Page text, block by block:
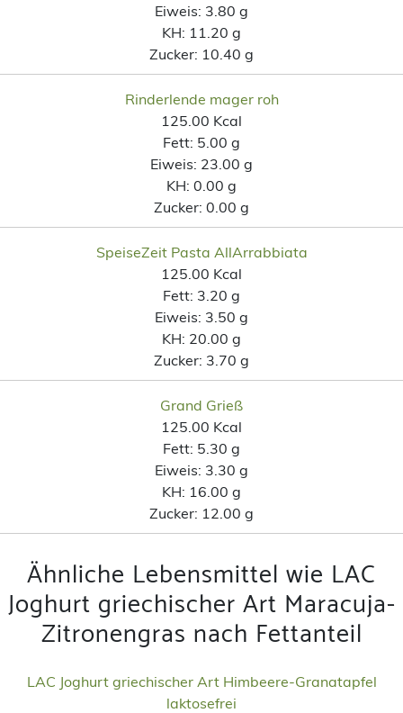
Eiweis: 3.80 g
KH: 11.20 g
Zucker: 10.40 g
Rinderlende mager roh
125.00 Kcal
Fett: 5.00 g
Eiweis: 23.00 g
KH: 0.00 g
Zucker: 0.00 g
SpeiseZeit Pasta AllArrabbiata
125.00 Kcal
Fett: 3.20 g
Eiweis: 3.50 g
KH: 20.00 g
Zucker: 3.70 g
Grand Grieß
125.00 Kcal
Fett: 5.30 g
Eiweis: 3.30 g
KH: 16.00 g
Zucker: 12.00 g
Ähnliche Lebensmittel wie LAC
Joghurt griechischer Art Maracuja-
Zitronengras nach Fettanteil
LAC Joghurt griechischer Art Himbeere-Granatapfel
laktosefrei